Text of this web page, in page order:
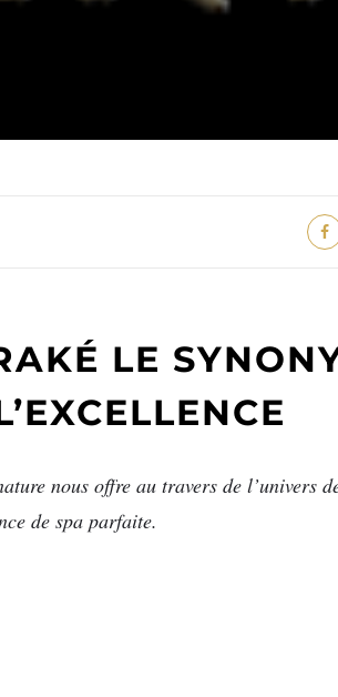
LE
nous offre au travers de l’univers
de spa parfaite.